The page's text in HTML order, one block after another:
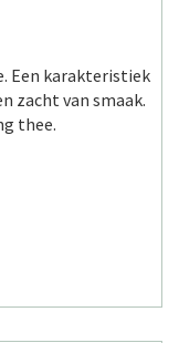
Een karakteristiek
zacht van smaak.
thee.